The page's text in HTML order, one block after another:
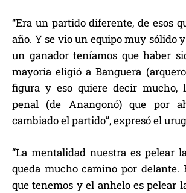
“Era un partido diferente, de esos
año. Y se vio un equipo muy sólido
un ganador teníamos que haber
mayoría eligió a Banguera
figura y eso quiere decir mucho,
penal (de Anangonó) que por
cambiado el partido”, expresó el
“La mentalidad nuestra es pelear
queda mucho camino por delante.
que tenemos y el anhelo es pelear